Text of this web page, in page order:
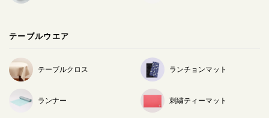
テーブルウエア
テーブルクロス ランチョンマット
ランナー 刺繍ティーマット